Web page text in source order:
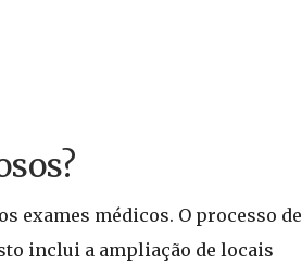
exames médicos. O processo de
inclui a ampliação de locais